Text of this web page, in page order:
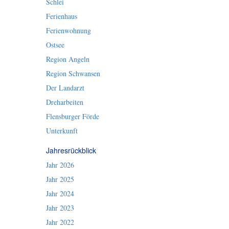
Ferienhaus
Ferienwohnung
Ostsee
Region Angeln
Region Schwansen
Der Landarzt
Dreharbeiten
Flensburger Förde
Unterkunft
Jahresrückblick
Jahr 2026
Jahr 2025
Jahr 2024
Jahr 2023
Jahr 2022